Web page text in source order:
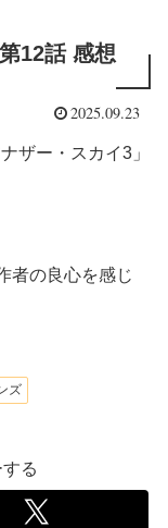
12話 感想
2025.09.23
ザー・スカイ3」
者の良心を感じ
ズ
る